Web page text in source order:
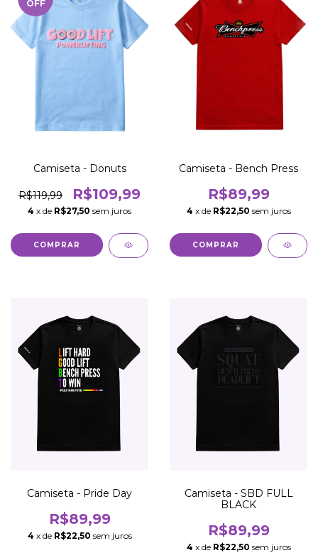
OFF
Camiseta - Donuts
R$119,99 R$109,99
4 x de R$27,50 sem juros
COMPRAR
Camiseta - Bench Press
R$89,99
4 x de R$22,50 sem juros
COMPRAR
Camiseta - Pride Day
R$89,99
4 x de R$22,50 sem juros
Camiseta - SBD FULL
BLACK
R$89,99
4 x de R$22,50 sem juros